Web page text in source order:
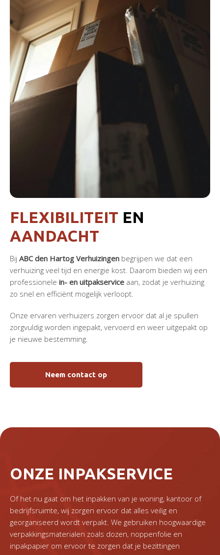
FLEXIBILITEIT EN
AANDACHT
Bij ABC den Hartog Verhuizingen begrijpen we dat een
verhuizing veel tijd en energie kost. Daarom bieden wij een
professionele in- en uitpakservice aan, zodat je verhuizing
zo snel en efficiënt mogelijk verloopt.
Onze ervaren verhuizers zorgen ervoor dat al je spullen
zorgvuldig worden ingepakt, vervoerd en weer uitgepakt op
je nieuwe bestemming.
Neem contact op
ONZE INPAKSERVICE
Of het nu gaat om het inpakken van je woning, kantoor of
bedrijfsruimte, wij zorgen ervoor dat alles veilig en
georganiseerd wordt verpakt. We gebruiken hoogwaardige
verpakkingsmaterialen zoals dozen, noppenfolie en
inpakpapier om ervoor te zorgen dat je bezittingen